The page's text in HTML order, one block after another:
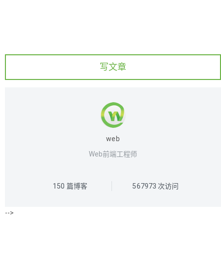
写文章
web
Web前端工程师
150 篇博客 567973 次访问
-->